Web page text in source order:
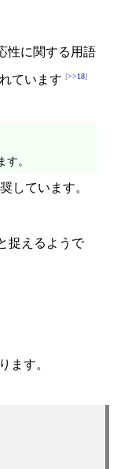
性に関する用語
ています >>18
。
しています。
捉えるようで
ます。